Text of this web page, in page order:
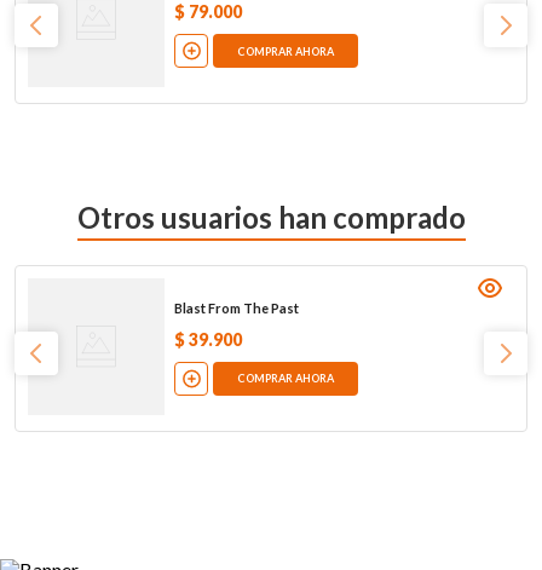
$ 79.000
COMPRAR AHORA
Otros usuarios han comprado
Blast From The Past
$ 39.900
COMPRAR AHORA